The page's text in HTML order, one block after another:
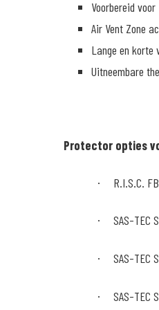
Voorbereid
Air Vent Zone
Lange en korte
Uitneembare
Protector opties
· R.I.S.C.
· SAS-TEC
· SAS-TEC
· SAS-TEC